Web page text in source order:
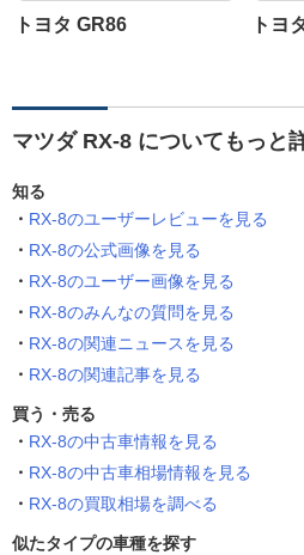
トヨタ GR86 トヨ
マツダ RX-8 についてもっと
知る
RX-8のユーザーレビューを見る
RX-8の公式画像を見る
RX-8のユーザー画像を見る
RX-8のみんなの質問を見る
RX-8の関連ニュースを見る
RX-8の関連記事を見る
買う・売る
RX-8の中古車情報を見る
RX-8の中古車相場情報を見る
RX-8の買取相場を調べる
似たタイプの車種を探す